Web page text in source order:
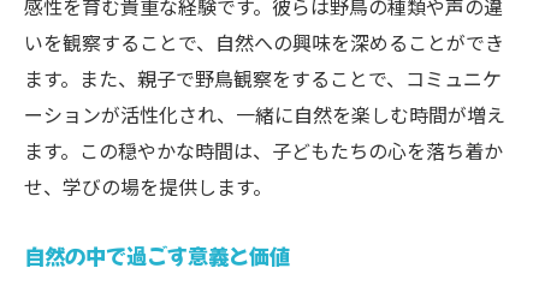
感性を育む貴重な経験です。彼らは野鳥の種類や声の違
いを観察することで、自然への興味を深めることができ
ます。また、親子で野鳥観察をすることで、コミュニケ
ーションが活性化され、一緒に自然を楽しむ時間が増え
ます。この穏やかな時間は、子どもたちの心を落ち着か
せ、学びの場を提供します。
自然の中で過ごす意義と価値